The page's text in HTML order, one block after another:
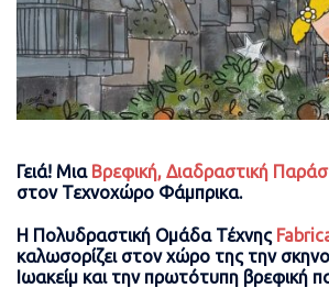
Γειά! Μια Βρεφική, Διαδραστική
στον Τεχνοχώρο Φάμπρικα.
Η Πολυδραστική Ομάδα Τέχνης
καλωσορίζει στον χώρο της την
Ιωακείμ και την πρωτότυπη βρεφική